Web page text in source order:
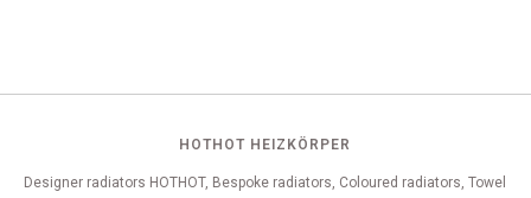
HOTHOT HEIZKÖRPER
Designer radiators HOTHOT, Bespoke radiators, Coloured radiators, Towel